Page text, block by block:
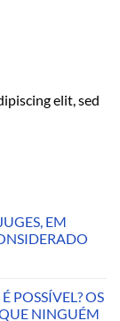
elit, sed
EM
POSSÍVEL? OS
QUE NINGUÉM